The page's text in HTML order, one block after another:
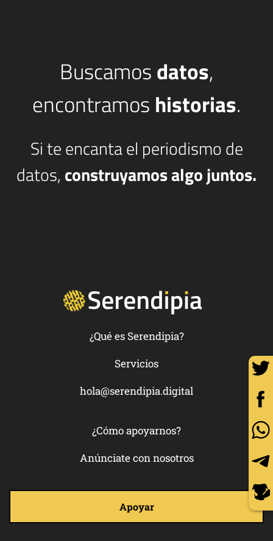
Buscamosdatos,
encontramos historias.
Si te encanta el periodismo de
datos, construyamos algo juntos.
¿Qué es Serendipia?
Servicios
hola@serendipia.digital
¿Cómo apoyarnos?
Anúnciate con nosotros
Apoyar